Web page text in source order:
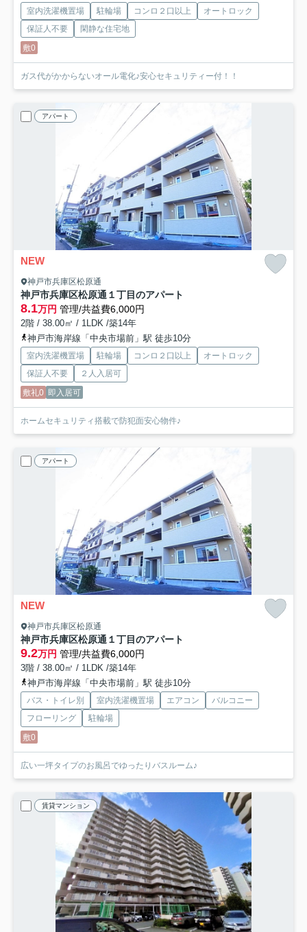
室内洗濯機置場 駐輪場 コンロ２口以上
オートロック
保証人不要
閑静な住宅地
敷0
ガス代がかからないオール電化♪安心セキュリティー付！！
アパート
NEW
神戸市兵庫区松原通
神戸市兵庫区松原通１丁目のアパート
8.1万円 管理/共益費6,000円
2階 / 38.00㎡ / 1LDK /築14年
神戸市海岸線「中央市場前」駅 徒歩10分
室内洗濯機置場 駐輪場 コンロ２口以上
オートロック
保証人不要
２人入居可
敷礼0 即入居可
ホームセキュリティ搭載で防犯面安心物件♪
アパート
NEW
神戸市兵庫区松原通
神戸市兵庫区松原通１丁目のアパート
9.2万円 管理/共益費6,000円
3階 / 38.00㎡ / 1LDK /築14年
神戸市海岸線「中央市場前」駅 徒歩10分
バス・トイレ別 室内洗濯機置場 エアコン
バルコニー
フローリング
駐輪場
敷0
広い一坪タイプのお風呂でゆったりバスルーム♪
賃貸マンション